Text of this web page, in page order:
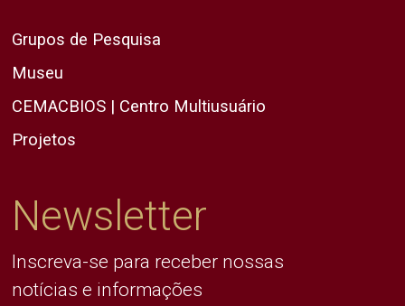
Grupos de Pesquisa
Museu
CEMACBIOS | Centro Multiusuário
Projetos
Newsletter
Inscreva-se para receber nossas
notícias e informações